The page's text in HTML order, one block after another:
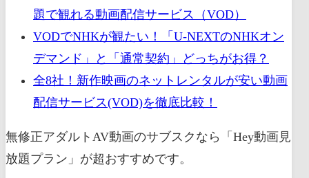
題で観れる動画配信サービス（VOD）
VODでNHKが観たい！「U-NEXTのNHKオン
デマンド」と「通常契約」どっちがお得？
全8社！新作映画のネットレンタルが安い動画
配信サービス(VOD)を徹底比較！
無修正アダルトAV動画のサブスクなら「Hey動画見
放題プラン」が超おすすめです。